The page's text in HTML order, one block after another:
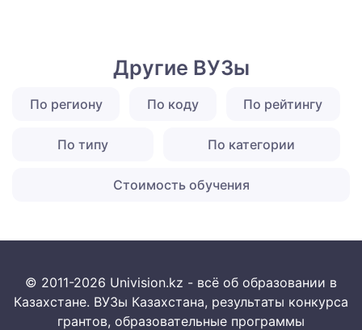
Другие ВУЗы
По региону По коду По рейтингу
По типу По категории
Стоимость обучения
© 2011-2026 Univision.kz - всё об образовании в
Казахстане. ВУЗы Казахстана, результаты конкурса
грантов, образовательные программы